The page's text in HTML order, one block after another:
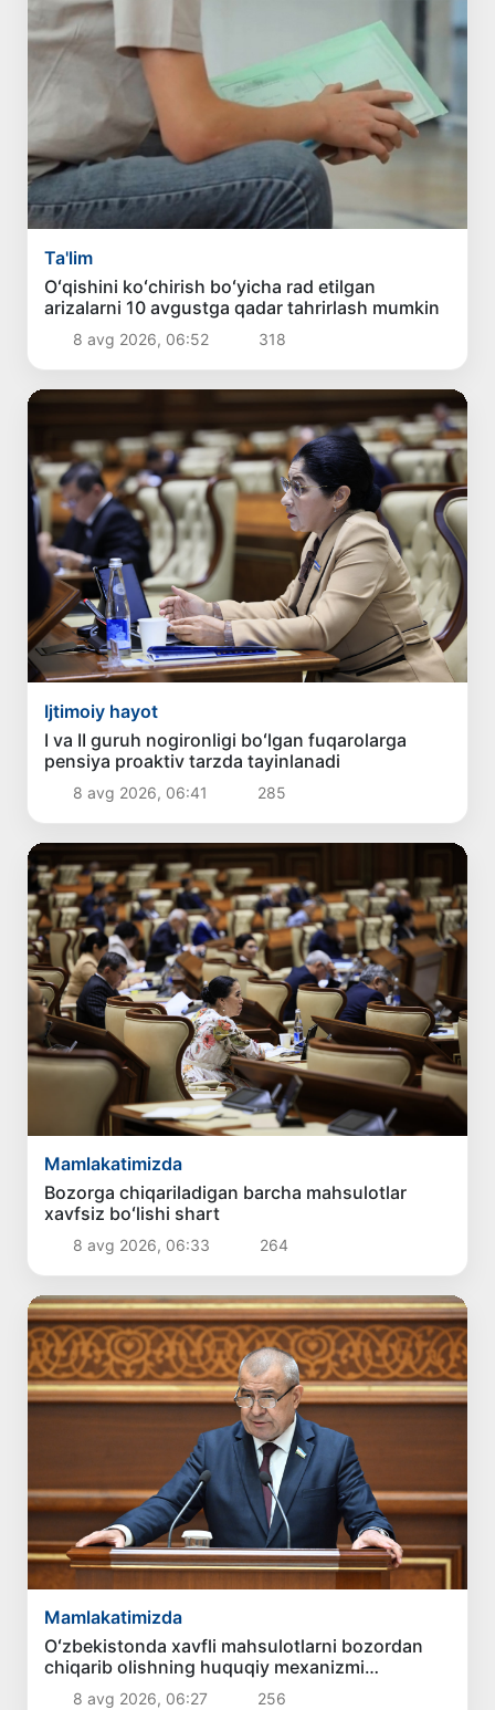
Ta'lim
Oʻqishini koʻchirish boʻyicha rad etilgan
arizalarni 10 avgustga qadar tahrirlash mumkin
8 avg 2026, 06:52 318
Ijtimoiy hayot
I va II guruh nogironligi boʻlgan fuqarolarga
pensiya proaktiv tarzda tayinlanadi
8 avg 2026, 06:41 285
Mamlakatimizda
Bozorga chiqariladigan barcha mahsulotlar
xavfsiz boʻlishi shart
8 avg 2026, 06:33 264
Mamlakatimizda
Oʻzbekistonda xavfli mahsulotlarni bozordan
chiqarib olishning huquqiy mexanizmi
belgilanadi
8 avg 2026, 06:27 256